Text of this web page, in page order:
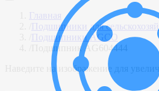
Главная
Подшипники для
Подшипники AGCO
Подшипник AG604444
Наведите на изображение для